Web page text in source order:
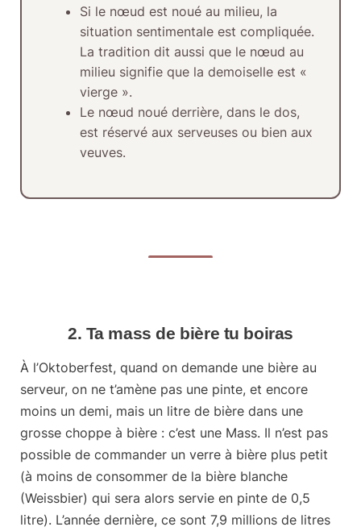
Si le nœud est noué au milieu, la
situation sentimentale est compliquée.
La tradition dit aussi que le nœud au
milieu signifie que la demoiselle est «
vierge ».
Le nœud noué derrière, dans le dos,
est réservé aux serveuses ou bien aux
veuves.
2. Ta mass de bière tu boiras
À l’Oktoberfest, quand on demande une bière au
serveur, on ne t’amène pas une pinte, et encore
moins un demi, mais un litre de bière dans une
grosse choppe à bière : c’est une Mass. Il n’est pas
possible de commander un verre à bière plus petit
(à moins de consommer de la bière blanche
(Weissbier) qui sera alors servie en pinte de 0,5
litre). L’année dernière, ce sont 7,9 millions de litres